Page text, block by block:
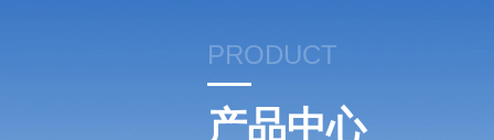
PRODUCT
产品中心